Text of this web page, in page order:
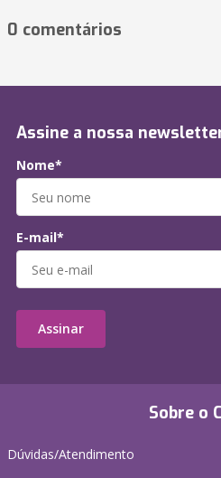
0 comentários
Sobre o
Dúvidas/Atendimento
Assine a nossa
Nome*
E-mail*
Assinar